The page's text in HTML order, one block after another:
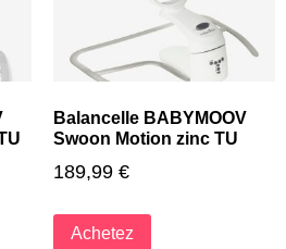
Balancelle BABYMOOV
Swoon Motion zinc TU
189,99 €
Achetez